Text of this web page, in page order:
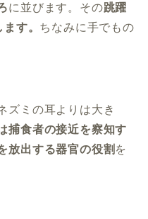
に並びます。その跳躍
す。 ちなみに手でもの
ズミの耳よりは大き
捕食者の接近を察知す
放出する器官の役割 を